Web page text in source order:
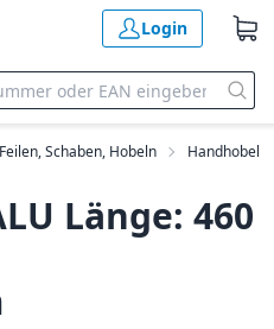
Login
Feilen, Schaben, Hobeln Handhobel
Länge: 460